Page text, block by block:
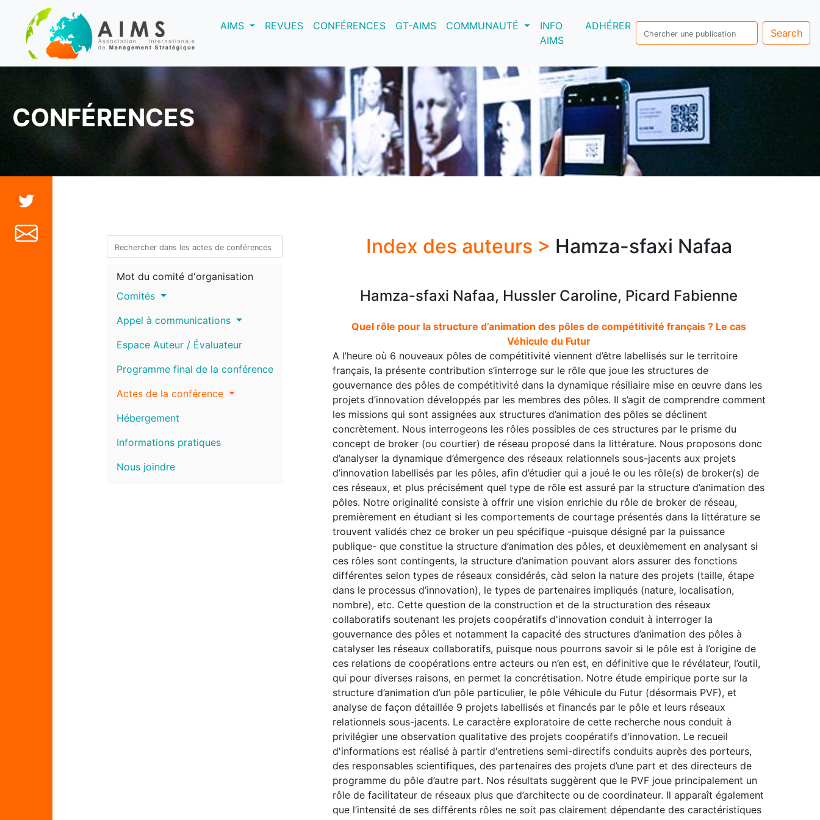
AIMS(current)REVUES CONFÉRENCES GT-AIMS COMMUNAUTÉ
INFO
AIMS
ADHÉRER
Search
CONFÉRENCES
Mot du comité d'organisation
Comités
Appel à communications
Espace Auteur / Évaluateur
Programme final de la conférence
Actes de la conférence
Hébergement
Informations pratiques
Nous joindre
Index des auteurs > Hamza-sfaxi Nafaa
Hamza-sfaxi Nafaa, Hussler Caroline, Picard Fabienne
Quel rôle pour la structure d’animation des pôles de compétitivité français ? Le cas
Véhicule du Futur
A l’heure où 6 nouveaux pôles de compétitivité viennent d’être labellisés sur le territoire
français, la présente contribution s’interroge sur le rôle que joue les structures de
gouvernance des pôles de compétitivité dans la dynamique résiliaire mise en œuvre dans les
projets d’innovation développés par les membres des pôles. Il s’agit de comprendre comment
les missions qui sont assignées aux structures d’animation des pôles se déclinent
concrètement. Nous interrogeons les rôles possibles de ces structures par le prisme du
concept de broker (ou courtier) de réseau proposé dans la littérature. Nous proposons donc
d’analyser la dynamique d’émergence des réseaux relationnels sous-jacents aux projets
d’innovation labellisés par les pôles, afin d’étudier qui a joué le ou les rôle(s) de broker(s) de
ces réseaux, et plus précisément quel type de rôle est assuré par la structure d’animation des
pôles. Notre originalité consiste à offrir une vision enrichie du rôle de broker de réseau,
premièrement en étudiant si les comportements de courtage présentés dans la littérature se
trouvent validés chez ce broker un peu spécifique -puisque désigné par la puissance
publique- que constitue la structure d’animation des pôles, et deuxièmement en analysant si
ces rôles sont contingents, la structure d’animation pouvant alors assurer des fonctions
différentes selon types de réseaux considérés, càd selon la nature des projets (taille, étape
dans le processus d’innovation), le types de partenaires impliqués (nature, localisation,
nombre), etc. Cette question de la construction et de la structuration des réseaux
collaboratifs soutenant les projets coopératifs d'innovation conduit à interroger la
gouvernance des pôles et notamment la capacité des structures d’animation des pôles à
catalyser les réseaux collaboratifs, puisque nous pourrons savoir si le pôle est à l’origine de
ces relations de coopérations entre acteurs ou n’en est, en définitive que le révélateur, l’outil,
qui pour diverses raisons, en permet la concrétisation. Notre étude empirique porte sur la
structure d’animation d’un pôle particulier, le pôle Véhicule du Futur (désormais PVF), et
analyse de façon détaillée 9 projets labellisés et financés par le pôle et leurs réseaux
relationnels sous-jacents. Le caractère exploratoire de cette recherche nous conduit à
privilégier une observation qualitative des projets coopératifs d'innovation. Le recueil
d'informations est réalisé à partir d'entretiens semi-directifs conduits auprès des porteurs,
des responsables scientifiques, des partenaires des projets d’une part et des directeurs de
programme du pôle d’autre part. Nos résultats suggèrent que le PVF joue principalement un
rôle de facilitateur de réseaux plus que d’architecte ou de coordinateur. Il apparaît également
que l’intensité de ses différents rôles ne soit pas clairement dépendante des caractéristiques